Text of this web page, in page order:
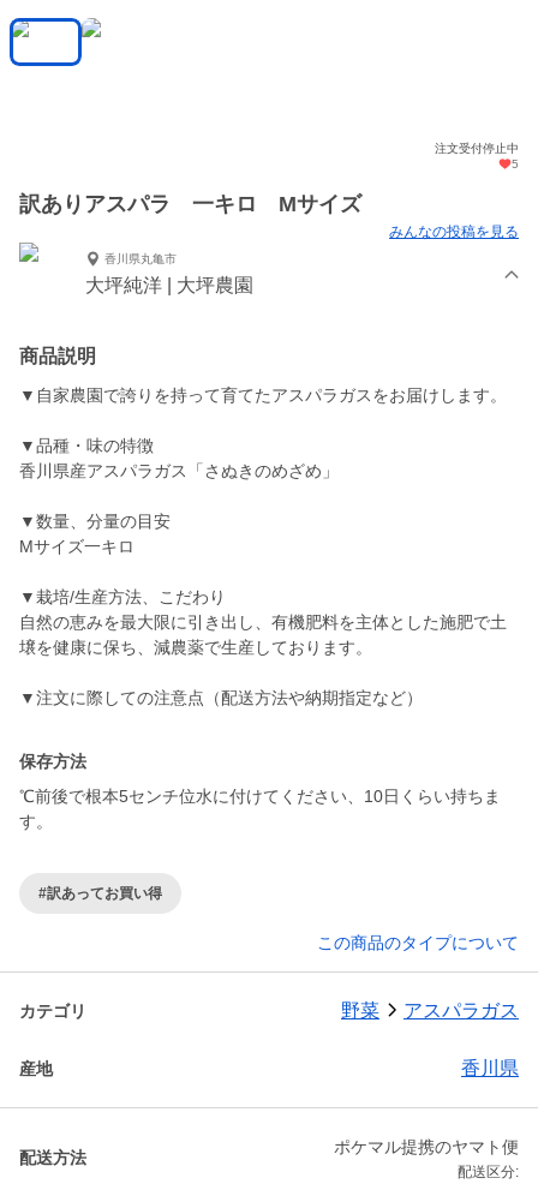
注文受付停止中
5
訳ありアスパラ 一キロ Mサイズ
みんなの投稿を見る
香川県丸亀市
大坪純洋 | 大坪農園
商品説明
▼自家農園で誇りを持って育てたアスパラガスをお届けします。
▼品種・味の特徴
香川県産アスパラガス「さぬきのめざめ」
▼数量、分量の目安
Mサイズ一キロ
▼栽培/生産方法、こだわり
自然の恵みを最大限に引き出し、有機肥料を主体とした施肥で土
壌を健康に保ち、減農薬で生産しております。
▼注文に際しての注意点（配送方法や納期指定など）
保存方法
℃前後で根本5センチ位水に付けてください、10日くらい持ちま
す。
#訳あってお買い得
この商品のタイプについて
カテゴリ 野菜 アスパラガス
産地 香川県
配送方法
ポケマル提携のヤマト便
配送区分: